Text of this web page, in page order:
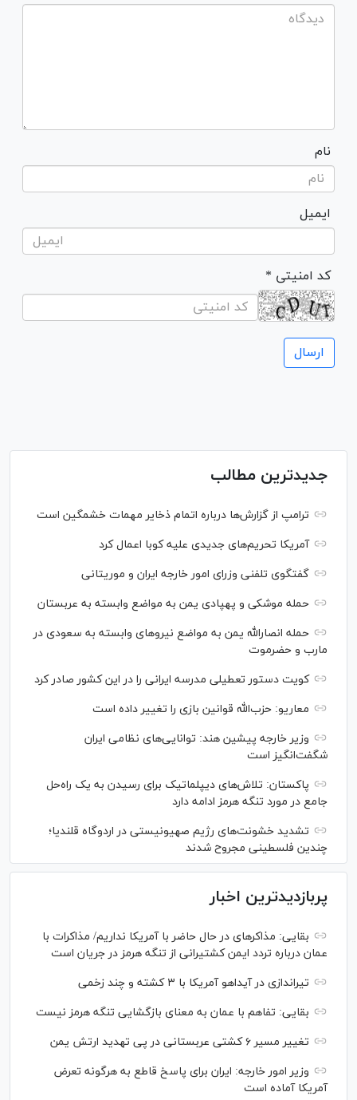
نام
ایمیل
* کد امنیتی
جدیدترین مطالب
ترامپ از گزارش‌ها درباره اتمام ذخایر مهمات خشمگین است
آمریکا تحریم‌های جدیدی علیه کوبا اعمال کرد
گفتگوی تلفنی وزرای امور خارجه ایران و موریتانی
حمله موشکی و پهپادی یمن به مواضع وابسته به عربستان
حمله انصارالله یمن به مواضع نیرو‌های وابسته به سعودی در
مارب و حضرموت
کویت دستور تعطیلی مدرسه ایرانی را در این کشور صادر کرد
معاریو: حزب‌الله قوانین بازی را تغییر داده است
وزیر خارجه پیشین هند: توانایی‌های نظامی ایران
شگفت‌انگیز است
پاکستان: تلاش‌های دیپلماتیک برای رسیدن به یک راه‌حل
جامع در مورد تنگه هرمز ادامه دارد
تشدید خشونت‌های رژیم صهیونیستی در اردوگاه قلندیا؛
چندین فلسطینی مجروح شدند
پربازدیدترین اخبار
بقایی: مذاکره‎ای در حال حاضر با آمریکا نداریم/ مذاکرات با
عمان درباره تردد ایمن کشتیرانی از تنگه هرمز در جریان است
تیراندازی در آیداهو آمریکا با ۳ کشته و چند زخمی
بقایی: تفاهم با عمان به معنای بازگشایی تنگه هرمز نیست
تغییر مسیر ۶ کشتی عربستانی در پی تهدید ارتش یمن
وزیر امور خارجه: ایران برای پاسخ قاطع به هرگونه تعرض
آمریکا آماده است